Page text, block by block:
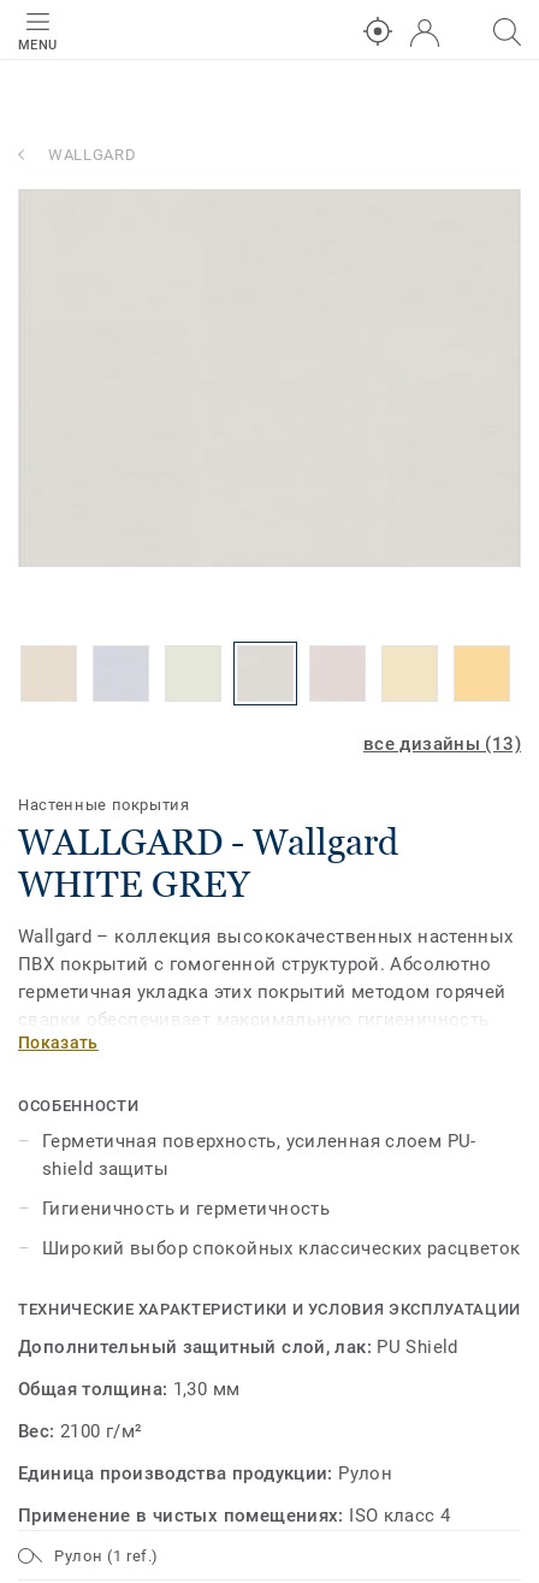
MENU
WALLGARD
все дизайны (13)
Настенные покрытия
WALLGARD - Wallgard
WHITE GREY
Wallgard – коллекция высококачественных настенных
ПВХ покрытий с гомогенной структурой. Абсолютно
герметичная укладка этих покрытий методом горячей
сварки обеспечивает максимальную гигиеничность
поверхности стен. Кроме того, покрытия из ПВХ
под действием внешних факторов, по сравнению с
другими покрытиями для стен.
Показать
ОСОБЕННОСТИ
Герметичная поверхность, усиленная слоем PU-
shield защиты
Гигиеничность и герметичность
Широкий выбор спокойных классических расцветок
ТЕХНИЧЕСКИЕ ХАРАКТЕРИСТИКИ И УСЛОВИЯ ЭКСПЛУАТАЦИИ
Дополнительный защитный слой, лак: PU Shield
Общая толщина: 1,30 мм
Вес: 2100 г/м²
Единица производства продукции: Рулон
Применение в чистых помещениях: ISO класс 4
Рулон (1 ref.)